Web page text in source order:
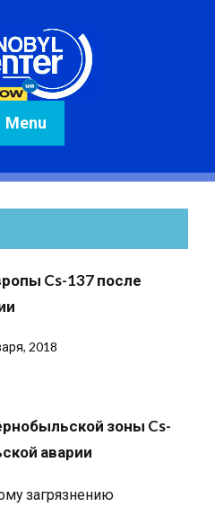
Menu
Cs-137 после
2018
зоны Cs-
аварии
загрязнению